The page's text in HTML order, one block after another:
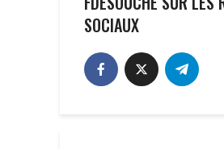
SOCIAUX